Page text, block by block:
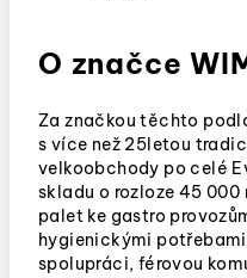
O značce
Za značkou těchto
s více než 25letou
velkoobchody po celé
skladu o rozloze 45 000
palet ke gastro
hygienickými
spolupráci, férovou